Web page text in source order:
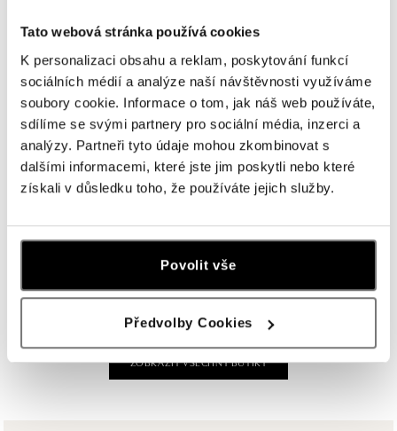
Tato webová stránka používá cookies
K personalizaci obsahu a reklam, poskytování funkcí
sociálních médií a analýze naší návštěvnosti využíváme
soubory cookie. Informace o tom, jak náš web používáte,
sdílíme se svými partnery pro sociální média, inzerci a
analýzy. Partneři tyto údaje mohou zkombinovat s
dalšími informacemi, které jste jim poskytli nebo které
získali v důsledku toho, že používáte jejich služby.
Povolit vše
Předvolby Cookies
ALOve OC Olympia, Brno
U Dálnice 777, 664 42 Brno
tel.: +420604389337
dnes otevřeno od 10:00
ALOve Westfield Černý most, Praha 9
Chlumecká 765/6, 198 19 Praha 9
tel.: +420735703904
ALOve Westfield, Praha 4 - Chodov
tel.: +420730524389
dnes otevřeno od 09:00
ALOve OC Aupark, Bratislava
ZOBRAZIT VŠECHNY BUTIKY